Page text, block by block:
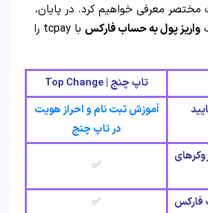
معرفی خواهیم کرد. در پایان،
واریز پول به حساب فارکس
با tcpay را
تاپ چنج | Top Change
آموزش ثبت نام و احراز هویت
در تاپ چنج
✅
فارکس
✅